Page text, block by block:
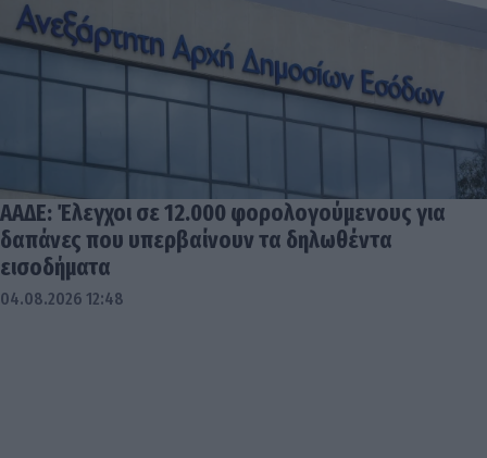
ΑΑΔΕ: Έλεγχοι σε 12.000 φορολογούμενους για
δαπάνες που υπερβαίνουν τα δηλωθέντα
εισοδήματα
04.08.2026 12:48